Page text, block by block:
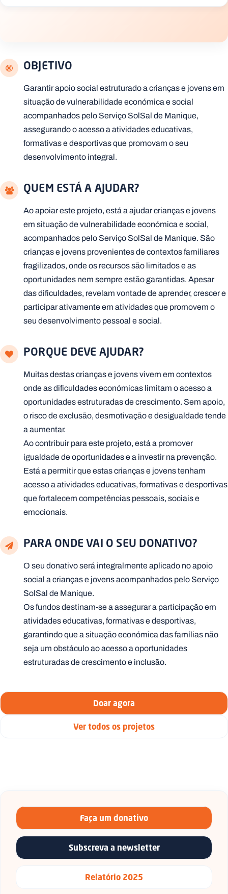
OBJETIVO
Garantir apoio social estruturado a crianças e jovens em
situação de vulnerabilidade económica e social
acompanhados pelo Serviço SolSal de Manique,
assegurando o acesso a atividades educativas,
formativas e desportivas que promovam o seu
desenvolvimento integral.
QUEM ESTÁ A AJUDAR?
Ao apoiar este projeto, está a ajudar crianças e jovens
em situação de vulnerabilidade económica e social,
acompanhados pelo Serviço SolSal de Manique. São
crianças e jovens provenientes de contextos familiares
fragilizados, onde os recursos são limitados e as
oportunidades nem sempre estão garantidas. Apesar
das dificuldades, revelam vontade de aprender, crescer e
participar ativamente em atividades que promovem o
seu desenvolvimento pessoal e social.
PORQUE DEVE AJUDAR?
Muitas destas crianças e jovens vivem em contextos
onde as dificuldades económicas limitam o acesso a
oportunidades estruturadas de crescimento. Sem apoio,
o risco de exclusão, desmotivação e desigualdade tende
a aumentar.
Ao contribuir para este projeto, está a promover
igualdade de oportunidades e a investir na prevenção.
Está a permitir que estas crianças e jovens tenham
acesso a atividades educativas, formativas e desportivas
que fortalecem competências pessoais, sociais e
emocionais.
PARA ONDE VAI O SEU DONATIVO?
O seu donativo será integralmente aplicado no apoio
social a crianças e jovens acompanhados pelo Serviço
SolSal de Manique.
Os fundos destinam-se a assegurar a participação em
atividades educativas, formativas e desportivas,
garantindo que a situação económica das famílias não
seja um obstáculo ao acesso a oportunidades
estruturadas de crescimento e inclusão.
Doar agora
Ver todos os projetos
Faça um donativo
Subscreva a newsletter
Relatório 2025
n
d
t
a
t
o
s
N
e
w
s
e
r